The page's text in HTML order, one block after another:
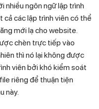
nhiều ngôn ngữ lập trình
cả các lập trình viên có thể
mới lạ cho website.
chèn trực tiếp vào
thì nó lại không được
viên bởi khó kiểm soát
riêng để thuận tiện
này.